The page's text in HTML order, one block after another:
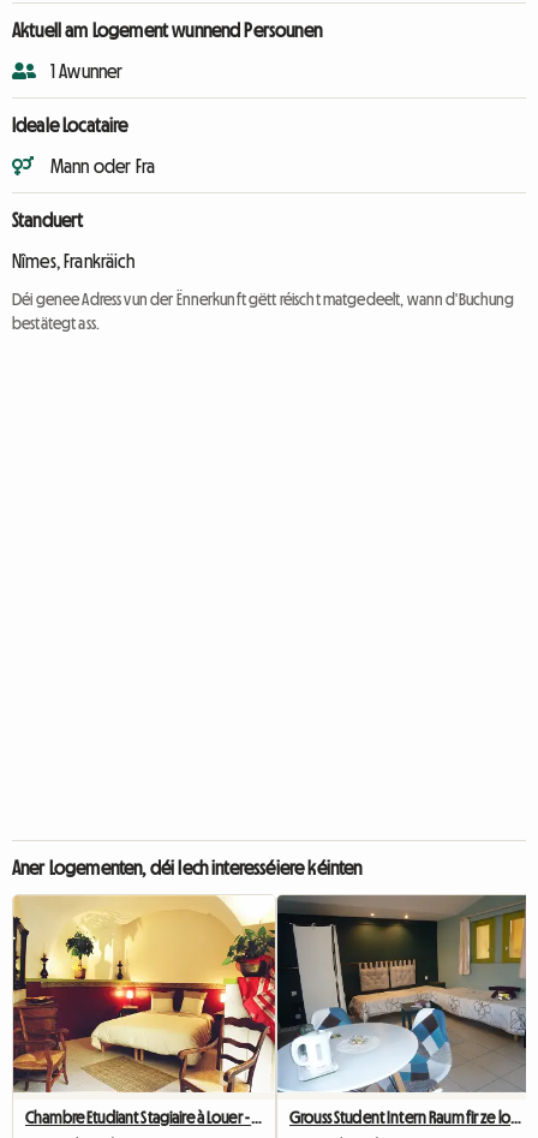
Aktuell am Logement wunnend Persounen
1 Awunner
Ideale Locataire
Mann oder Fra
Standuert
Nîmes, Frankräich
Déi genee Adress vun der Ënnerkunft gëtt réischt matgedeelt, wann d'Buchung
bestätegt ass.
Aner Logementen, déi Iech interesséiere kéinten
Grouss Student Intern Raum fir ze lounen 1. Stack